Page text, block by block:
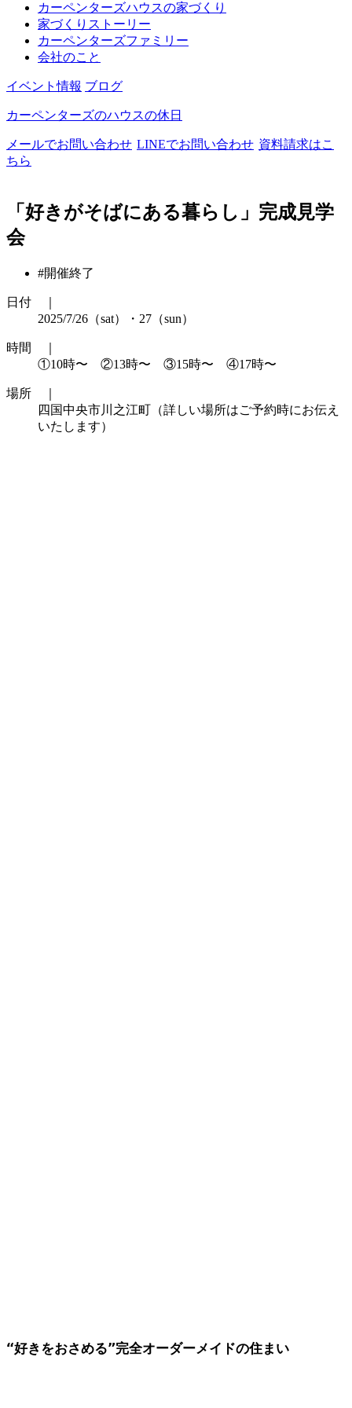
カーペンターズハウスの家づくり
家づくりストーリー
カーペンターズファミリー
会社のこと
イベント情報 ブログ
カーペンターズのハウスの休日
メールでお問い合わせ LINEでお問い合わせ 資料請求はこ
ちら
「好きがそばにある暮らし」完成見学
会
#開催終了
日付 ｜
2025/7/26（sat）・27（sun）
時間 ｜
①10時〜 ②13時〜 ③15時〜 ④17時〜
場所 ｜
四国中央市川之江町（詳しい場所はご予約時にお伝え
いたします）
“好きをおさめる”完全オーダーメイドの住まい